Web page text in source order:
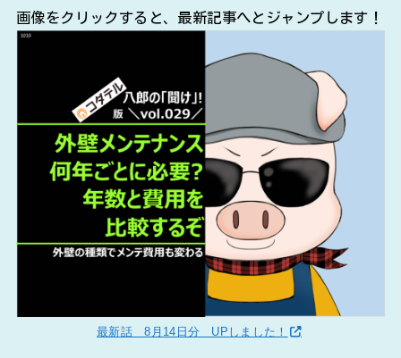
画像をクリックすると、最新記事へとジャンプします！
最新話 8月14日分 UPしました！